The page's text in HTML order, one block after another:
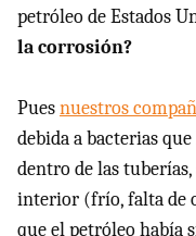
petróleo de Estados
la corrosión?
Puesnuestros
debida a bacterias
dentro de las
interior (frío, falta de
que el petróleo había